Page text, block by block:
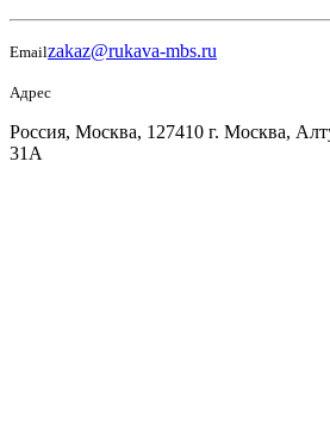
Emailzakaz@rukava-mbs.ru
Адрес
Россия, Москва, 127410 г. Москва,
31А